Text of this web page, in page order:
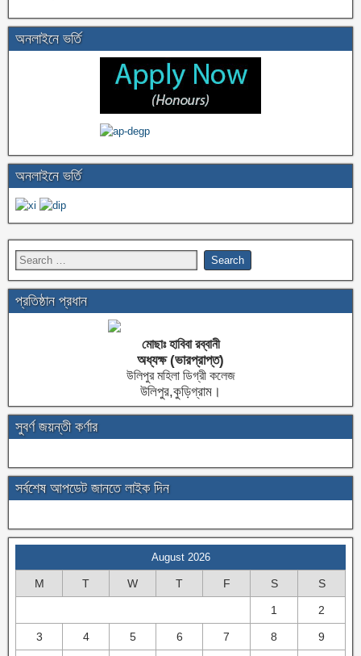
অনলাইনে ভর্তি
অনলাইনে ভর্তি
প্রতিষ্ঠান প্রধান
মোছাঃ হাবিবা রব্বানী
অধ্যক্ষ (ভারপ্রাপ্ত)
উলিপুর মহিলা ডিগ্রী কলেজ
উলিপুর,কুড়িগ্রাম।
সুবর্ণ জয়ন্তী কর্ণার
সর্বশেষ আপডেট জানতে লাইক দিন
August 2026
M T W T F S S
1 2
3 4 5 6 7 8 9